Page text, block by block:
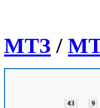
МТЗ /
9
43